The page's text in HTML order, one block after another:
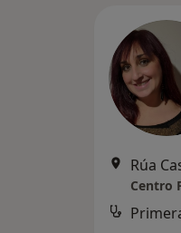
Rúa
Centro